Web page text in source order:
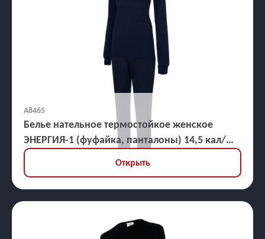
А8465
Белье нательное термостойкое женское
ЭНЕРГИЯ-1 (фуфайка, панталоны) 14,5 кал/
кв.см
Открыть